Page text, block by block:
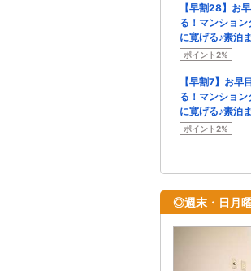
【早割28】お
る！マンショ
に寛げる♪素泊
ポイント2%
【早割7】お早
る！マンショ
に寛げる♪素泊
ポイント2%
◎週末・日月